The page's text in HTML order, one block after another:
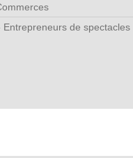
Entrepreneurs de spectacles